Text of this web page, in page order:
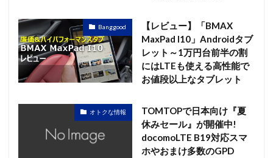
Banggood
【レビュー】「BMAX
MaxPad I10」Androidタブ
レット～1万円台前半の割
にはLTEも使える高性能で
お値段以上なタブレット
オトクな情報
TOMTOPで日本向け『夏
休みセール』が開催中!
docomoLTE B19対応スマ
ホやおまけ多数のGPD